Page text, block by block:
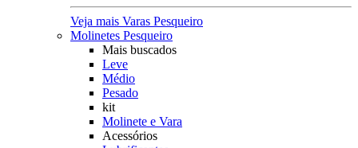
Veja mais Varas Pesqueiro
Molinetes Pesqueiro
Mais buscados
Leve
Médio
Pesado
kit
Molinete e Vara
Acessórios